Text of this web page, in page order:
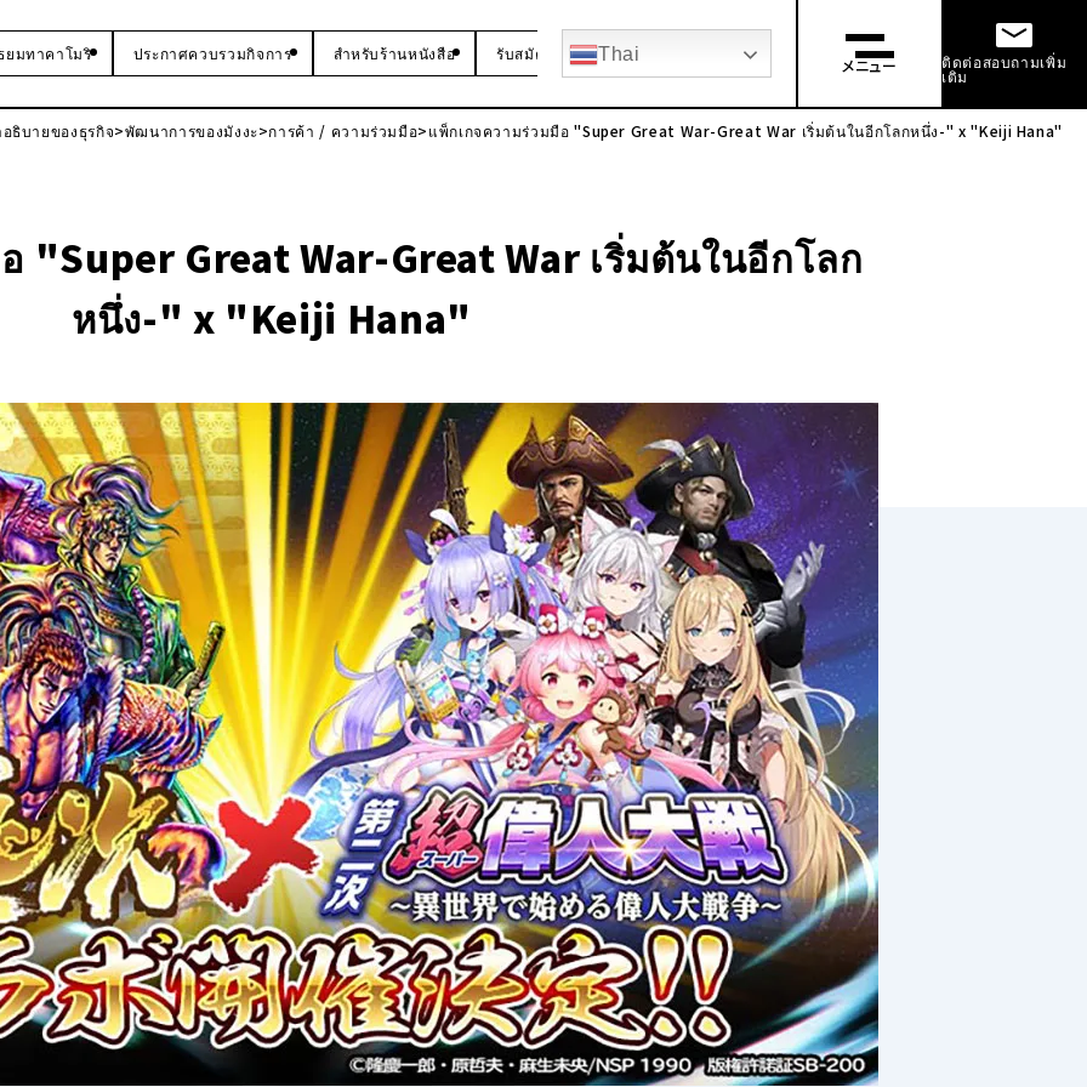
ยมทาคาโมริ ประกาศควบรวมกิจการ สำหรับร้านหนังสือ รับสมัครบัณฑิตใหม่ การจ้างงานช่วงกลาง
Thai
メニュー ติดต่อสอบถามเพิ่ม
เติม
ธิบายของธุรกิจ พัฒนาการของมังงะ การค้า / ความร่วมมือ แพ็กเกจความร่วมมือ "Super Great War-Great War เริ่มต้นในอีกโลกหนึ่ง-" x "Keiji Hana"
"Super Great War-Great War เริ่มต้นในอีกโลก
หนึ่ง-" x "Keiji Hana"